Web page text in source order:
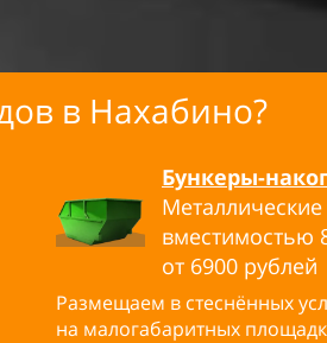
в Нахабино?
Бункеры-
вместимостью
от 6900 рублей
Размещаем в стеснённых
на малогабаритных